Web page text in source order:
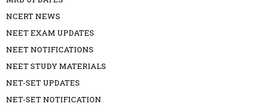
NCERT NEWS
NEET EXAM UPDATES
NEET NOTIFICATIONS
NEET STUDY MATERIALS
NET-SET UPDATES
NET-SET NOTIFICATION